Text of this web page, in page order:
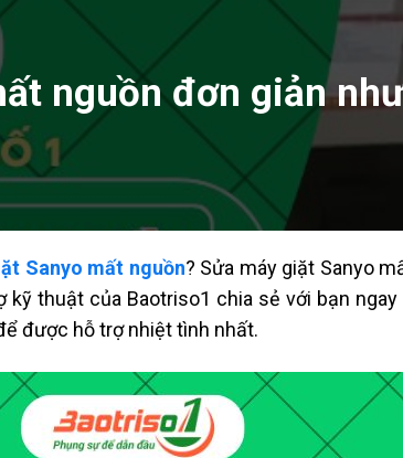
nguồn đơn giản
Sanyo mất nguồn? Sửa máy giặt Sanyo
kỹ thuật của Baotriso1 chia sẻ với bạn
được hỗ trợ nhiệt tình nhất.